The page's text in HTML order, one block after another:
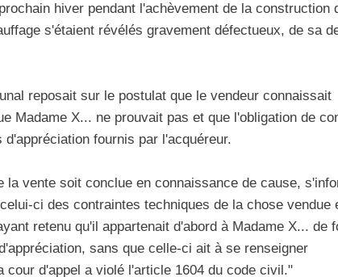
hiver pendant l'achèvement de la construction
s'étaient révélés gravement défectueux, de sa
reposait sur le postulat que le vendeur connaissait
Madame X... ne prouvait pas et que l'obligation de
fournis par l'acquéreur.
vente soit conclue en connaissance de cause,
ci des contraintes techniques de la chose vendue
retenu qu'il appartenait d'abord à Madame X... de
sans que celle-ci ait à se renseigner
d'appel a violé l'article 1604 du code civil."